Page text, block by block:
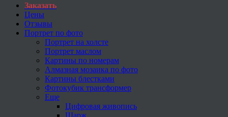
Заказать
Цены
Отзывы
Портрет по фото
Портрет на холсте
Портрет маслом
Картины по номерам
Алмазная мозаика по фото
Картины блестками
Фотокубик трансформер
Еще
Цифровая живопись
Шарж